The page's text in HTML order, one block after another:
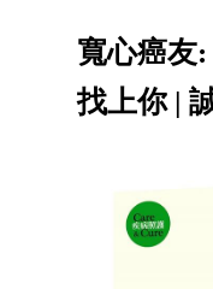
寬心癌友
找上你 |